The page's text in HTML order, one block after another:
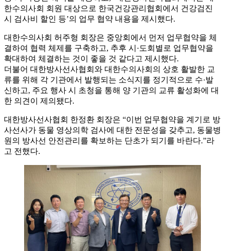
한수의사회 회원 대상으로 한국건강관리협회에서 건강검진
시 검사비 할인 등’의 업무 협약 내용을 제시했다.
대한수의사회 허주형 회장은 중앙회에서 먼저 업무협약을 체
결하여 협력 체제를 구축하고, 추후 시·도회별로 업무협약을
확대하여 체결하는 것이 좋을 것 같다고 제시했다.
더불어 대한방사선사협회와 대한수의사회의 상호 활발한 교
류를 위해 각 기관에서 발행되는 소식지를 정기적으로 수·발
신하고, 주요 행사 시 초청을 통해 양 기관의 교류 활성화에 대
한 의견이 제의됐다.
대한방사선사협회 한정환 회장은 “이번 업무협약을 계기로 방
사선사가 동물 영상의학 검사에 대한 전문성을 갖추고, 동물병
원의 방사선 안전관리를 확보하는 단초가 되기를 바란다.”라
고 전했다.